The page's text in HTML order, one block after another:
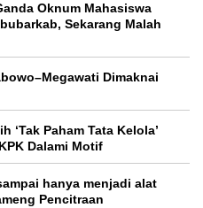
Oknum Mahasiswa
Sekarang Malah
Dimaknai
‘Tak Paham Tata Kelola’
Dalami Motif
hanya menjadi alat
Pencitraan